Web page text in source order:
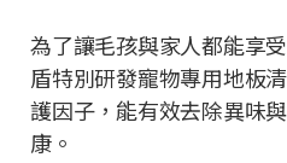
為了讓毛孩與家人都能享
盾特別研發寵物專用地板
護因子，能有效去除異味
康。